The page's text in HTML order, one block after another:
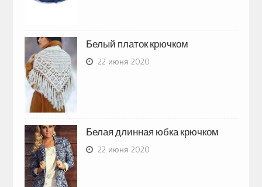
Белый платок крючком
22 июня 2020
Белая длинная юбка крючком
22 июня 2020